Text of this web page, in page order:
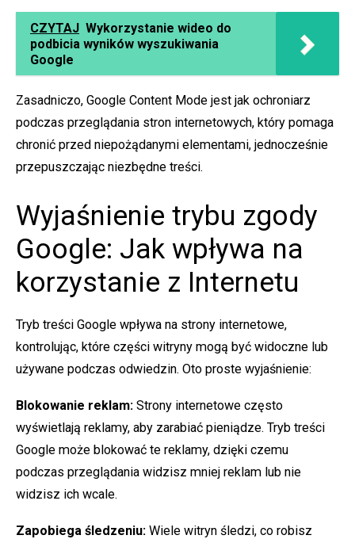
CZYTAJ Wykorzystanie wideo do
podbicia wyników wyszukiwania
Google
Zasadniczo, Google Content Mode jest jak ochroniarz
podczas przeglądania stron internetowych, który pomaga
chronić przed niepożądanymi elementami, jednocześnie
przepuszczając niezbędne treści.
Wyjaśnienie trybu zgody
Google: Jak wpływa na
korzystanie z Internetu
Tryb treści Google wpływa na strony internetowe,
kontrolując, które części witryny mogą być widoczne lub
używane podczas odwiedzin. Oto proste wyjaśnienie:
Blokowanie reklam: Strony internetowe często
wyświetlają reklamy, aby zarabiać pieniądze. Tryb treści
Google może blokować te reklamy, dzięki czemu
podczas przeglądania widzisz mniej reklam lub nie
widzisz ich wcale.
Zapobiega śledzeniu: Wiele witryn śledzi, co robisz